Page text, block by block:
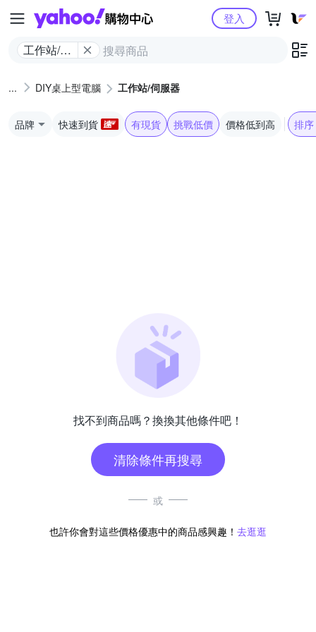
Yahoo購物中心
工作站/伺
登入
DIY桌上型電腦 工作站/伺服器
品牌 快速到貨 有現貨 挑戰低價 價格低到高 排序
找不到商品嗎？換換其他條件吧！
清除條件再搜尋
或
也許你會對這些價格優惠中的商品感興趣！ 去逛逛